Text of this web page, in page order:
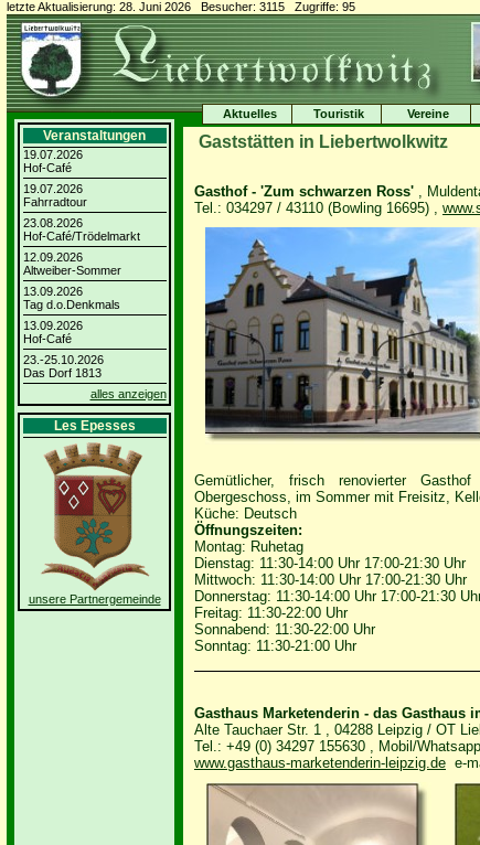
Aktuelles Touristik Vereine
letzte Aktualisierung: 28. Juni 2026 Besucher: 3115 Zugriffe: 95
Veranstaltungen
19.07.2026
Hof-Café
19.07.2026
Fahrradtour
23.08.2026
Hof-Café/Trödelmarkt
12.09.2026
Altweiber-Sommer
13.09.2026
Tag d.o.Denkmals
13.09.2026
Hof-Café
23.-25.10.2026
Das Dorf 1813
alles anzeigen
Les Epesses
unsere Partnergemeinde
Gaststätten in Liebertwolkwitz
Gasthof - 'Zum schwarzen Ross' ,
Tel.: 034297 / 43110 (Bowling 16695) ,
Gemütlicher, frisch renovierter
Obergeschoss, im Sommer mit Freisitz,
Küche: Deutsch
Öffnungszeiten:
Montag: Ruhetag
Dienstag: 11:30-14:00 Uhr 17:00-21:30 Uhr
Mittwoch: 11:30-14:00 Uhr 17:00-21:30 Uhr
Donnerstag: 11:30-14:00 Uhr 17:00-21:30
Freitag: 11:30-22:00 Uhr
Sonnabend: 11:30-22:00 Uhr
Sonntag: 11:30-21:00 Uhr
Gasthaus Marketenderin - das Gasthaus
Alte Tauchaer Str. 1 , 04288 Leipzig / OT
Tel.: +49 (0) 34297 155630 , Mobil/
www.gasthaus-marketenderin-leipzig.de e-